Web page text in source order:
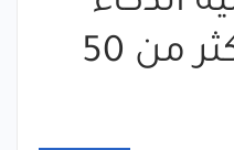
الاصطناعي بأكثر من 50